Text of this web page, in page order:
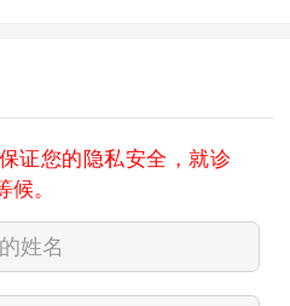
证您的隐私安全，就诊
。